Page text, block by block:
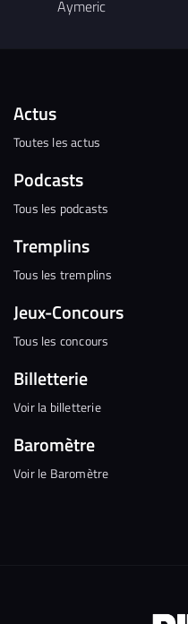
Aymeric
Actus
Toutes les actus
Podcasts
Tous les podcasts
Tremplins
Tous les tremplins
Jeux-Concours
Tous les concours
Billetterie
Voir la billetterie
Baromètre
Voir le Baromètre